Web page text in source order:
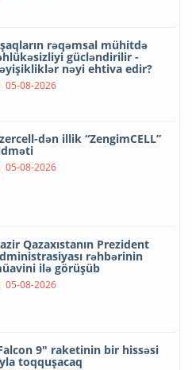
rəqəmsal mühitdə
gücləndirilir -
nəyi ehtiva edir?
05-08-2026
dən illik “ZengimCELL”
05-08-2026
Qazaxıstanın Prezident
rəhbərinin
ilə görüşüb
05-08-2026
9" raketinin bir hissəsi
toqquşacaq